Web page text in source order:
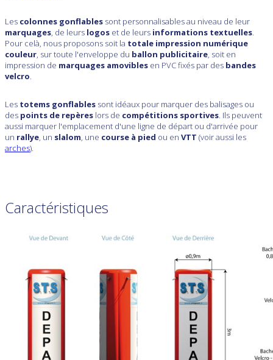
Les colonnes gonflables sont personnalisables au niveau de leur
marquages, de leurs logos et de leurs informations textuelles.
Pour celà, nous proposons soit la totale impression numérique
couleur, sur toute l'enveloppe du ballon publicitaire, soit en
impression de marquages amovibles en PVC fixés par des bandes
velcro.
Les totems gonflables sont idéaux pour marquer des balisages ou
des points de repères lors de compétitions sportives. Ils peuvent
aussi marquer l'emplacement d'une ligne de départ ou d'arrivée pour
un rallye, un slalom, une course à pied ou en VTT (voir aussi les
arches).
Caractéristiques